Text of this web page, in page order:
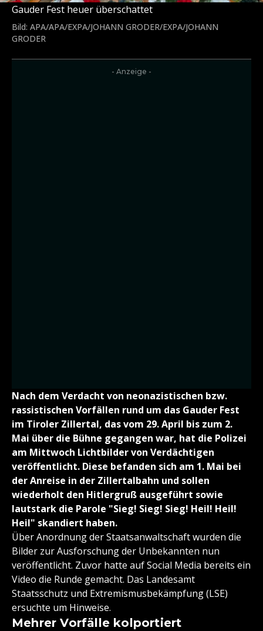
Gauder Fest heuer überschattet
Bild: APA/APA/EXPA/JOHANN GRODER/EXPA/JOHANN
GRODER
- Anzeige -
Nach dem Verdacht von neonazistischen bzw.
rassistischen Vorfällen rund um das Gauder Fest
im Tiroler Zillertal, das vom 29. April bis zum 2.
Mai über die Bühne gegangen war, hat die Polizei
am Mittwoch Lichtbilder von Verdächtigen
veröffentlicht. Diese befanden sich am 1. Mai bei
der Anreise in der Zillertalbahn und sollen
wiederholt den Hitlergruß ausgeführt sowie
lautstark die Parole "Sieg! Sieg! Sieg! Heil! Heil!
Heil" skandiert haben.
Über Anordnung der Staatsanwaltschaft wurden die
Bilder zur Ausforschung der Unbekannten nun
veröffentlicht. Zuvor hatte auf Social Media bereits ein
Video die Runde gemacht. Das Landesamt
Staatsschutz und Extremismusbekämpfung (LSE)
ersuchte um Hinweise.
Mehrer Vorfälle kolportiert